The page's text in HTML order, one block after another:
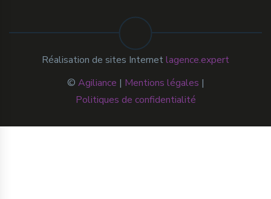
© Agiliance | Mentions légales |
Politiques de confidentialité
Réalisation de sites Internetlagence.expert